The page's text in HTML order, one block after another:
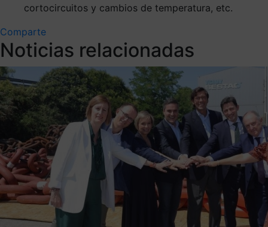
cortocircuitos y cambios de temperatura, etc.
Comparte
Noticias relacionadas